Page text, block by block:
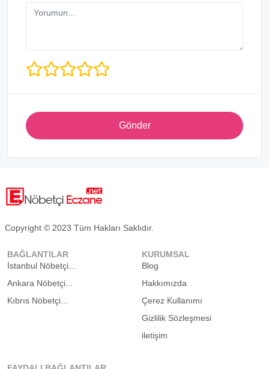
Gönder
Copyright © 2023 Tüm Hakları Saklıdır.
BAĞLANTILAR
İstanbul Nöbetçi...
Ankara Nöbetçi...
Kıbrıs Nöbetçi...
KURUMSAL
Blog
Hakkımızda
Çerez Kullanımı
Gizlilik Sözleşmesi
iletişim